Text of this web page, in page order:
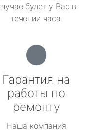
будет у Вас в
течении часа.
Гарантия на
работы по
ремонту
Наша компания